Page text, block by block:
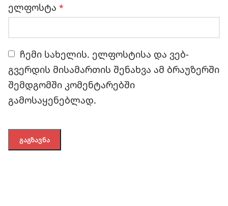
ელფოსტა *
ჩემი სახელის. ელფოსტისა და ვებ-
გვერდის მისამართის შენახვა ამ ბრაუზერში
შემდგომში კომენტარებში
გამოსაყენებლად.